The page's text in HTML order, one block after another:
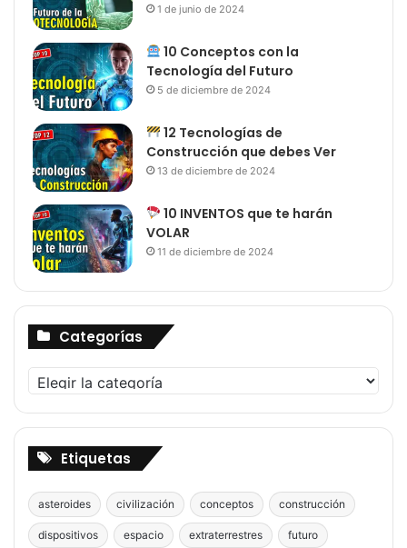
1 de junio de 2024
10 Conceptos con la
Tecnología del Futuro
5 de diciembre de 2024
12 Tecnologías de
Construcción que debes Ver
13 de diciembre de 2024
10 INVENTOS que te harán
VOLAR
11 de diciembre de 2024
Categorías
Categorías
Etiquetas
asteroides civilización conceptos construcción
dispositivos espacio extraterrestres futuro